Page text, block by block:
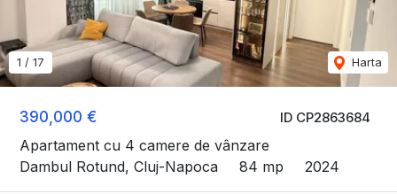
ID CP2863684
390,000 €
Apartament cu 4 camere de vânzare
Dambul Rotund, Cluj-Napoca
84 mp 2024
1 / 17 Harta